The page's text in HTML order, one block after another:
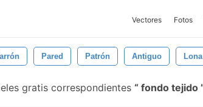
Vectores Fotos
Pared Patrón Antiguo Lona
gratis correspondientes fondo tejido